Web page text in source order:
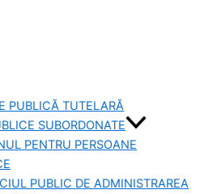
PUBLICĂ TUTELARĂ
SUBORDONATE
PENTRU PERSOANE
PUBLIC DE ADMINISTRAREA